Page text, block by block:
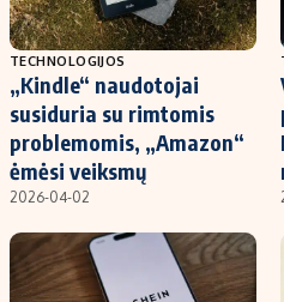
TECHNOLOGIJOS
„Kindle“ naudotojai
susiduria su rimtomis
problemomis, „Amazon“
ėmėsi veiksmų
2026-04-02